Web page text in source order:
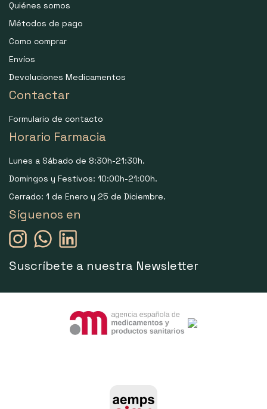
Quiénes somos
Métodos de pago
Como comprar
Envíos
Devoluciones Medicamentos
Contactar
Formulario de contacto
Horario Farmacia
Lunes a Sábado de 8:30h-21:30h.
Domingos y Festivos: 10:00h-21:00h.
Cerrado: 1 de Enero y 25 de Diciembre.
Síguenos en
Suscríbete a nuestra Newsletter